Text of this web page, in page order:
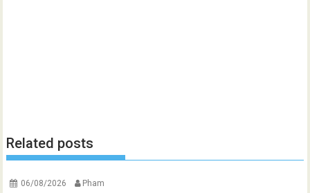
Related posts
06/08/2026 Pham